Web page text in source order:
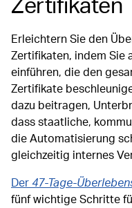
Zertifikaten
Erleichtern Sie den
Zertifikaten, indem Sie
einführen, die den
Zertifikate
dazu beitragen,
dass staatliche,
die Automatisierung
gleichzeitig internes
Der 47-Tage-
fünf wichtige Schritte